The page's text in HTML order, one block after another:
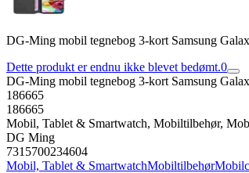
DG-Ming mobil tegnebog 3-kort Samsung
Dette produkt er endnu ikke blevet bedømt.0
DG-Ming mobil tegnebog 3-kort Samsung
186665
186665
Mobil, Tablet & Smartwatch, Mobiltilbehør,
DG Ming
7315700234604
Mobil, Tablet & SmartwatchMobiltilbehør